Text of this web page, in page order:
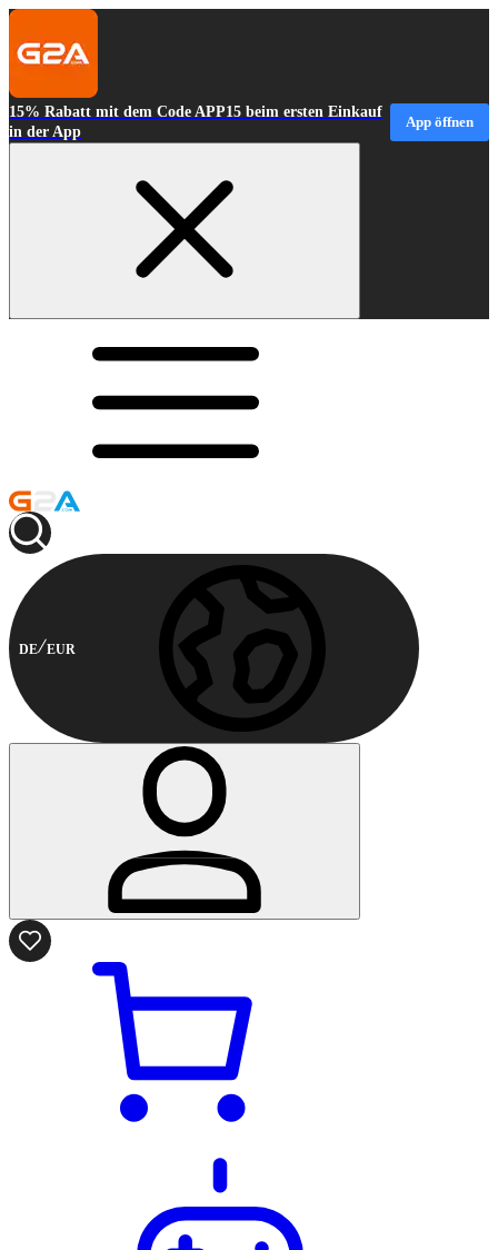
15% Rabatt mit dem Code APP15 beim ersten Einkauf
in der App
App öffnen
DE EUR